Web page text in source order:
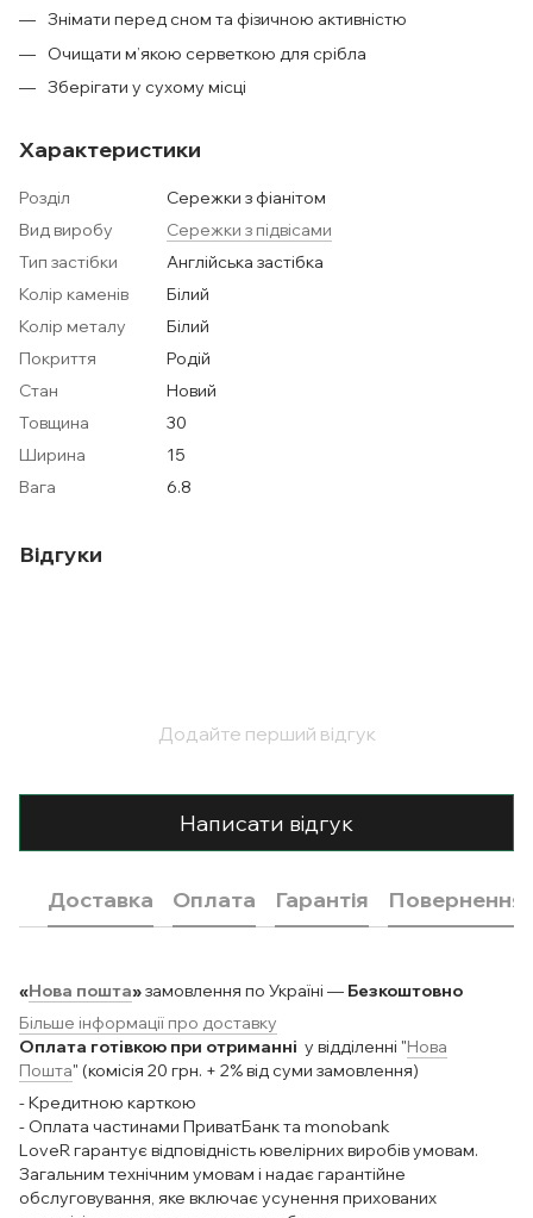
Знімати перед сном та фізичною активністю
Очищати м’якою серветкою для срібла
Зберігати у сухому місці
Характеристики
Розділ
Сережки з фіанітом
Вид виробу
Сережки з підвісами
Тип застібки
Англійська застібка
Колір каменів
Білий
Колір металу
Білий
Покриття
Родій
Стан
Новий
Товщина
30
Ширина
15
Вага
6.8
Відгуки
Додайте перший відгук
Написати відгук
Доставка Оплата Гарантія Повернення
«Нова пошта»замовлення по Україні — Безкоштовно
Більше інформації про доставку
Оплата готівкою при отриманні у відділенні "Нова
Пошта" (комісія 20 грн. + 2% від суми замовлення)
- Кредитною карткою
- Оплата частинами ПриватБанк та monobank
LoveR гарантує відповідність ювелірних виробів умовам.
Загальним технічним умовам і надає гарантійне
обслуговування, яке включає усунення прихованих